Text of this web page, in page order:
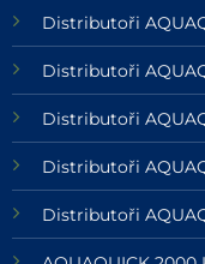
Distributoři
Distributoři
Distributoři
Distributoři
Distributoři